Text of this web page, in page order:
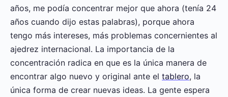
años, me podía concentrar mejor que ahora (tenía 24
años cuando dijo estas palabras), porque ahora
tengo más intereses, más problemas concernientes al
ajedrez internacional. La importancia de la
concentración radica en que es la única manera de
encontrar algo nuevo y original ante el tablero, la
única forma de crear nuevas ideas. La gente espera